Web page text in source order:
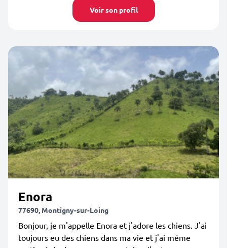
Voir son profil
Enora
77690, Montigny-sur-Loing
Bonjour, je m'appelle Enora et j'adore les chiens. J'ai
toujours eu des chiens dans ma vie et j'ai même